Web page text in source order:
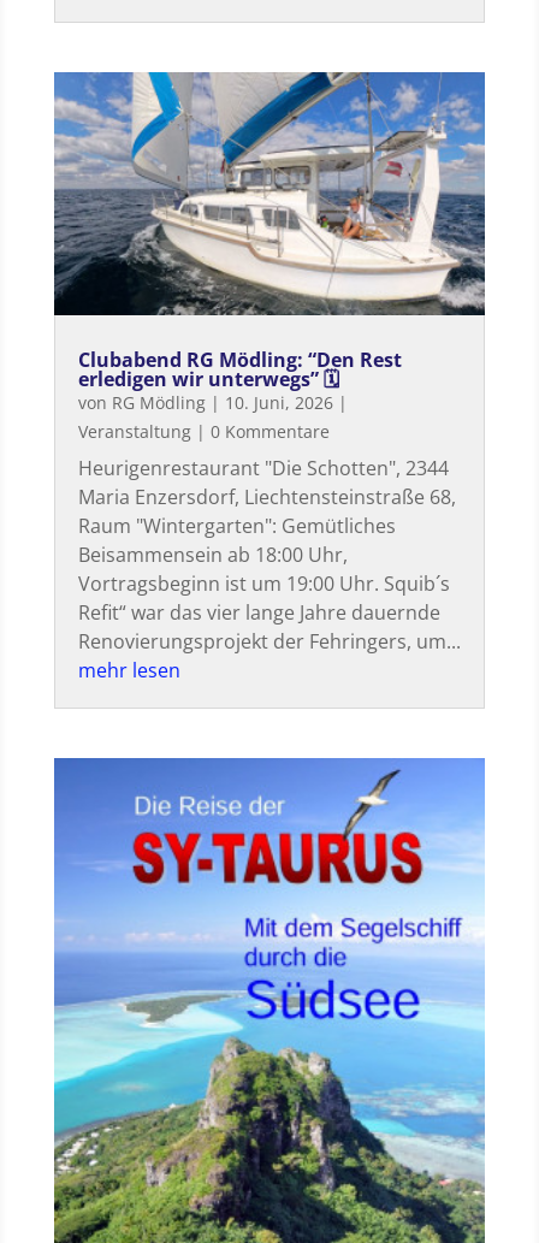
Clubabend RG Mödling: “Den Rest
erledigen wir unterwegs” 🗓
von RG Mödling| 10. Juni, 2026|
Veranstaltung| 0 Kommentare
Heurigenrestaurant "Die Schotten", 2344
Maria Enzersdorf, Liechtensteinstraße 68,
Raum "Wintergarten": Gemütliches
Beisammensein ab 18:00 Uhr,
Vortragsbeginn ist um 19:00 Uhr. Squib´s
Refit“ war das vier lange Jahre dauernde
Renovierungsprojekt der Fehringers, um...
mehr lesen